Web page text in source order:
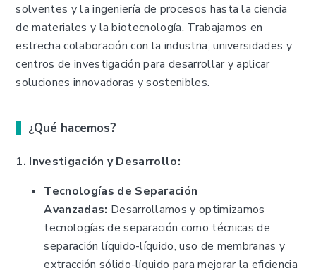
solventes y la ingeniería de procesos hasta la ciencia
de materiales y la biotecnología. Trabajamos en
estrecha colaboración con la industria, universidades y
centros de investigación para desarrollar y aplicar
soluciones innovadoras y sostenibles.
¿Qué hacemos?
1. Investigación y Desarrollo:
Tecnologías de Separación
Avanzadas: Desarrollamos y optimizamos
tecnologías de separación como técnicas de
separación líquido-líquido, uso de membranas y
extracción sólido-líquido para mejorar la eficiencia